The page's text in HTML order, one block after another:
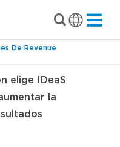
De Revenue
elige IDeaS
la